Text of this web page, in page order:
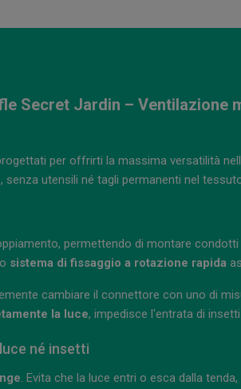
Secret Jardin – Ventilazione
per offrirti la massima versatilità
, senza utensili né tagli permanenti nel
permettendo di montare
sistema di fissaggio a rotazione rapida
cambiare il connettore con uno di
la luce, impedisce l'entrata di
né insetti
. Evita che la luce entri o esca dalla